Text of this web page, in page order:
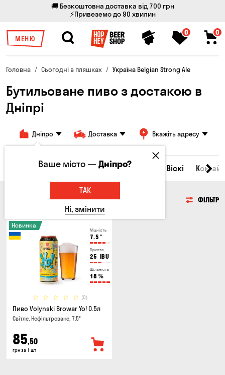
🚚 Безкоштовна доставка від 700 грн
⚡Привеземо до 90 хвилин
МЕНЮ
0 0
Головна Сьогодні в пляшках Україна Belgian Strong Ale
Бутильоване пиво з достакою в
Дніпрі
Дніпро Доставка Вкажіть адресу
Всі товари Пиво Сидр Віскі
ФІЛЬТР
Міцність
7.5 °
Гіркота
25 IBU
Щільність
18 %
(0)
Новинка
Пиво Volynski Browar Yo! 0.5л
Світле, Нефільтроване, 7.5°
85,50
грн за 1 шт
Ваше місто —Дніпро?
ТАК
Ні, змінити